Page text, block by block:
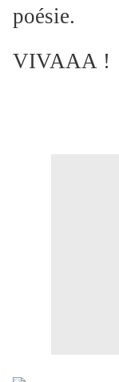
poésie.
VIVAAA !